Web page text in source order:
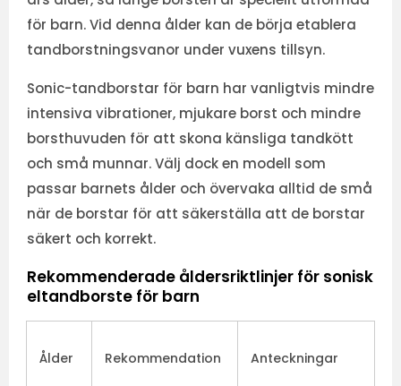
för barn. Vid denna ålder kan de börja etablera
tandborstningsvanor under vuxens tillsyn.
Sonic-tandborstar för barn har vanligtvis mindre
intensiva vibrationer, mjukare borst och mindre
borsthuvuden för att skona känsliga tandkött
och små munnar. Välj dock en modell som
passar barnets ålder och övervaka alltid de små
när de borstar för att säkerställa att de borstar
säkert och korrekt.
Rekommenderade åldersriktlinjer för sonisk
eltandborste för barn
Ålder Rekommendation Anteckningar